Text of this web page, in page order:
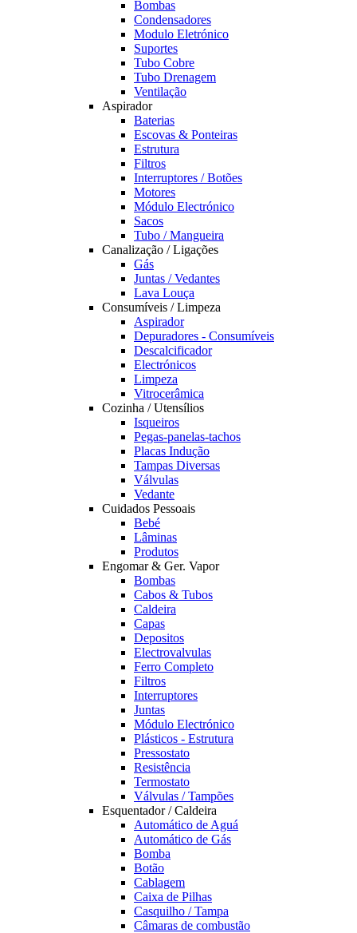
Bombas
Condensadores
Modulo Eletrónico
Suportes
Tubo Cobre
Tubo Drenagem
Ventilação
Aspirador
Baterias
Escovas & Ponteiras
Estrutura
Filtros
Interruptores / Botões
Motores
Módulo Electrónico
Sacos
Tubo / Mangueira
Canalização / Ligações
Gás
Juntas / Vedantes
Lava Louça
Consumíveis / Limpeza
Aspirador
Depuradores - Consumíveis
Descalcificador
Electrónicos
Limpeza
Vitrocerâmica
Cozinha / Utensílios
Isqueiros
Pegas-panelas-tachos
Placas Indução
Tampas Diversas
Válvulas
Vedante
Cuidados Pessoais
Bebé
Lâminas
Produtos
Engomar & Ger. Vapor
Bombas
Cabos & Tubos
Caldeira
Capas
Depositos
Electrovalvulas
Ferro Completo
Filtros
Interruptores
Juntas
Módulo Electrónico
Plásticos - Estrutura
Pressostato
Resistência
Termostato
Válvulas / Tampões
Esquentador / Caldeira
Automático de Aguá
Automático de Gás
Bomba
Botão
Cablagem
Caixa de Pilhas
Casquilho / Tampa
Câmaras de combustão